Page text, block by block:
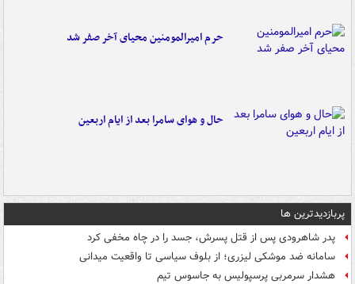
حرم امیرالمومنین محیای آخر صفر شد
حال و هوای سامرا بعد از ایام اربعین
پربازدیدترین ها
پدر شاهرودی پس از قتل پسرش، جسد را در چاه مخفی کرد
سامانه ضد موشکی لیزری؛ از بلوف سیاسی تا واقعیت میدانی
هشدار سرمربی پرسپولیس به جاسوس تیم